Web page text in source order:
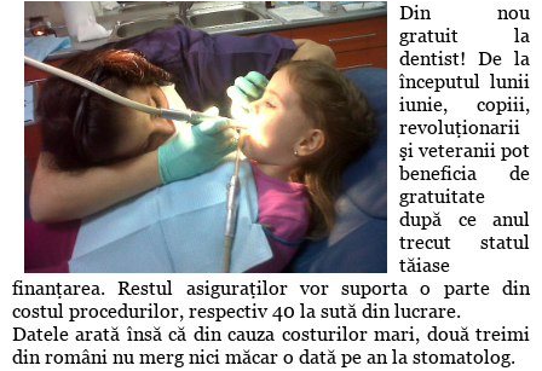
Din nou
gratuit la
dentist! De la
începutul lunii
iunie, copiii,
revoluţionarii
şi veteranii pot
beneficia de
gratuitate
după ce anul
trecut statul
tăiase
finanţarea. Restul asiguraţilor vor suporta o parte din
costul procedurilor, respectiv 40 la sută din lucrare.
Datele arată însă că din cauza costurilor mari, două treimi
din români nu merg nici măcar o dată pe an la stomatolog.